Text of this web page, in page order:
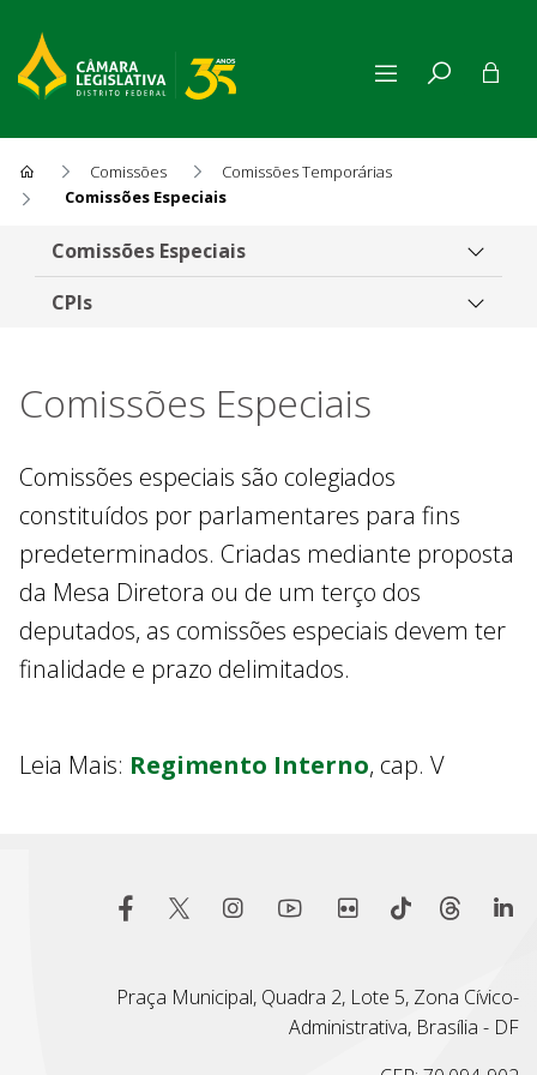
Comissões
Comissões Temporárias
Comissões Especiais
Comissões Especiais
Comissões Especiais
CPIs
Comissões Especiais
Comissões especiais são colegiados
constituídos por parlamentares para fins
predeterminados. Criadas mediante proposta
da Mesa Diretora ou de um terço dos
deputados, as comissões especiais devem ter
finalidade e prazo delimitados.
Leia Mais: Regimento Interno, cap. V
Praça Municipal, Quadra 2, Lote 5, Zona Cívico-
Administrativa, Brasília - DF